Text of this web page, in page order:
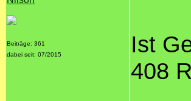
Beiträge: 361
dabei seit: 07/2015
Ist
408